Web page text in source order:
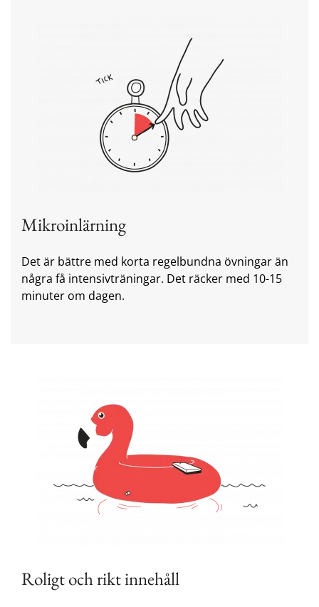
Mikroinlärning
Det är bättre med korta regelbundna övningar än
några få intensivträningar. Det räcker med 10-15
minuter om dagen.
Roligt och rikt innehåll